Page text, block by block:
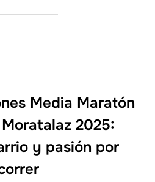
Media Maratón
2025:
y pasión por